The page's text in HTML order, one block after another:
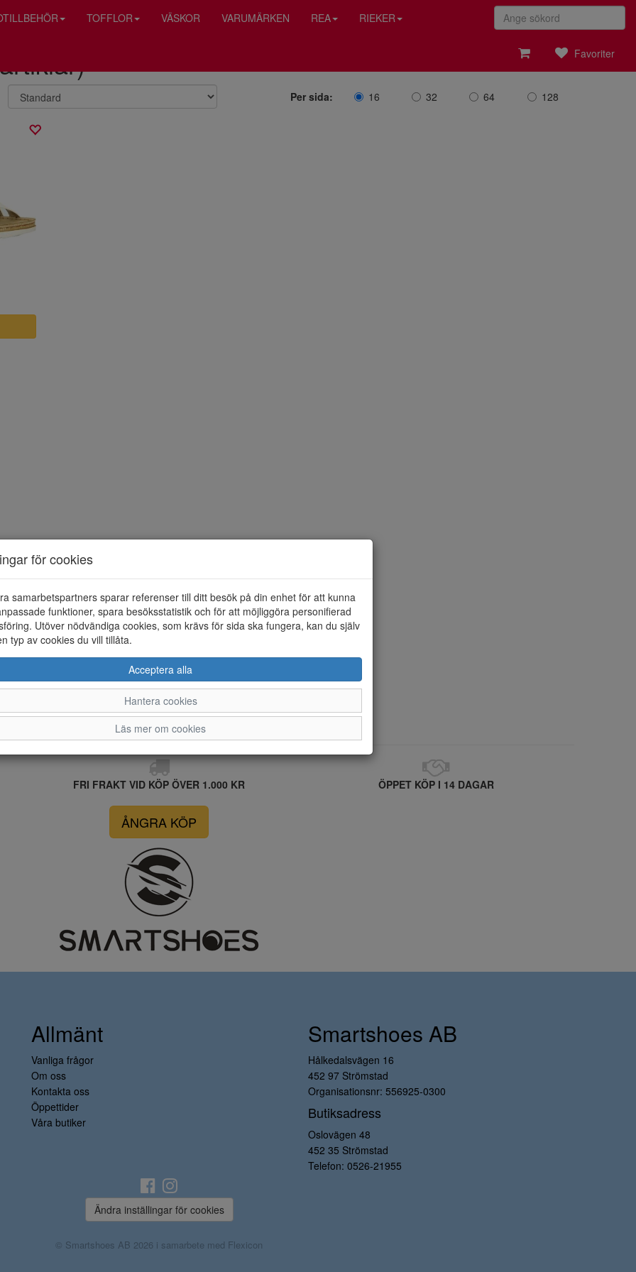
TOFFLOR VÄSKOR VARUMÄRKEN REA RIEKER
Favoriter
Per sida: 16 32 64 128
FRI FRAKT VID KÖP ÖVER 1.000 KR ÖPPET KÖP I 14 DAGAR
ÅNGRA KÖP
för cookies
samarbetspartners sparar referenser till ditt besök på din enhet för att kunna
funktioner, spara besöksstatistik och för att möjliggöra personifierad
Utöver nödvändiga cookies, som krävs för sida ska fungera, kan du själv
typ av cookies du vill tillåta.
Acceptera alla
Hantera cookies
Läs mer om cookies
Allmänt
Vanliga frågor
Om oss
Kontakta oss
Öppettider
Våra butiker
Smartshoes AB
Hålkedalsvägen 16
452 97 Strömstad
Organisationsnr: 556925-0300
Butiksadress
Oslovägen 48
452 35 Strömstad
Telefon: 0526-21955
Ändra inställingar för cookies
© Smartshoes AB 2026 i samarbete med Flexicon